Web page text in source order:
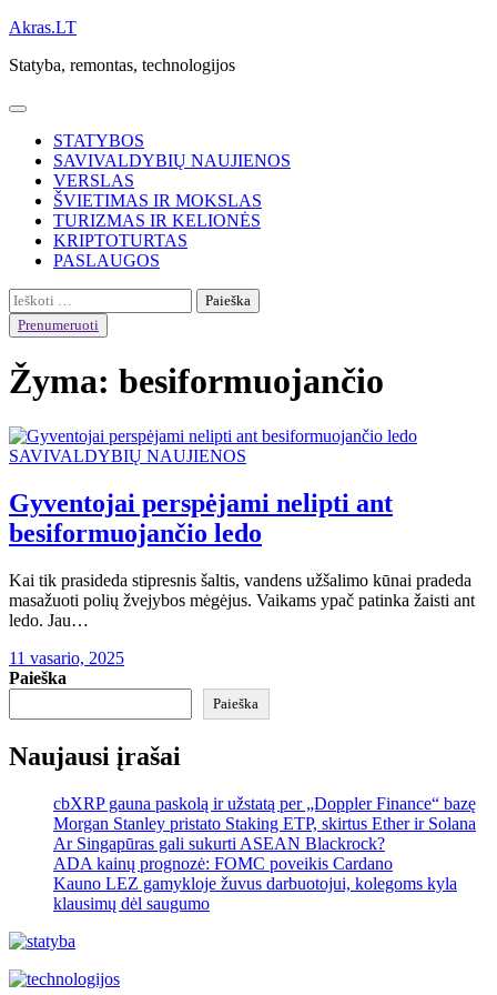
Skip
content
Akras.LT
Statyba, remontas, technologijos
STATYBOS
SAVIVALDYBIŲ NAUJIENOS
VERSLAS
ŠVIETIMAS IR MOKSLAS
TURIZMAS IR KELIONĖS
KRIPTOTURTAS
PASLAUGOS
Ieškoti:
Prenumeruoti
Žyma: besiformuojančio
SAVIVALDYBIŲ NAUJIENOS
Gyventojai perspėjami nelipti ant
besiformuojančio ledo
Kai tik prasideda stipresnis šaltis, vandens užšalimo kūnai pradeda
masažuoti polių žvejybos mėgėjus. Vaikams ypač patinka žaisti ant
ledo. Jau…
11 vasario, 2025
Paieška
Paieška
Naujausi įrašai
cbXRP gauna paskolą ir užstatą per „Doppler Finance“ bazę
Morgan Stanley pristato Staking ETP, skirtus Ether ir Solana
Ar Singapūras gali sukurti ASEAN Blackrock?
ADA kainų prognozė: FOMC poveikis Cardano
Kauno LEZ gamykloje žuvus darbuotojui, kolegoms kyla
klausimų dėl saugumo